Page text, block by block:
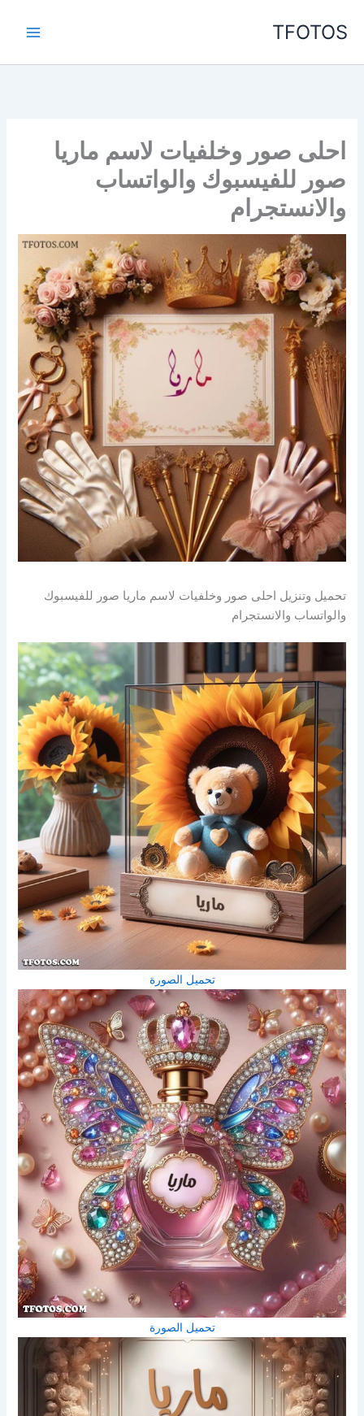
TFOTOS
احلى صور وخلفيات لاسم ماريا
صور للفيسبوك والواتساب
والانستجرام
تحميل وتنزيل احلى صور وخلفيات لاسم ماريا صور للفيسبوك
والواتساب والانستجرام
تحميل الصورة
تحميل الصورة